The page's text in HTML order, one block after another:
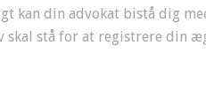
kan din advokat bistå dig
skal stå for at registrere din